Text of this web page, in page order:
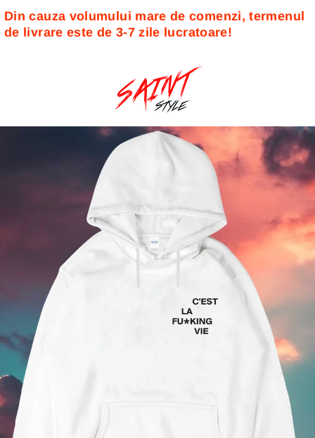
Din cauza volumului mare de comenzi, termenul
de livrare este de 3-7 zile lucratoare!